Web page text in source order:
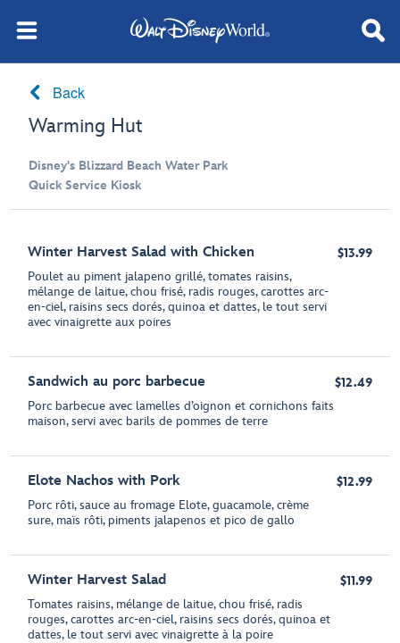
Back
Warming Hut
Disney's Blizzard Beach Water Park
Quick Service Kiosk
Winter Harvest Salad with Chicken
Poulet au piment jalapeno grillé, tomates raisins,
mélange de laitue, chou frisé, radis rouges, carottes arc-
en-ciel, raisins secs dorés, quinoa et dattes, le tout servi
avec vinaigrette aux poires
$13.99
Sandwich au porc barbecue
Porc barbecue avec lamelles d’oignon et cornichons faits
maison, servi avec barils de pommes de terre
$12.49
Elote Nachos with Pork
Porc rôti, sauce au fromage Elote, guacamole, crème
sure, maïs rôti, piments jalapenos et pico de gallo
$12.99
Winter Harvest Salad
Tomates raisins, mélange de laitue, chou frisé, radis
rouges, carottes arc-en-ciel, raisins secs dorés, quinoa et
dattes, le tout servi avec vinaigrette à la poire
$11.99